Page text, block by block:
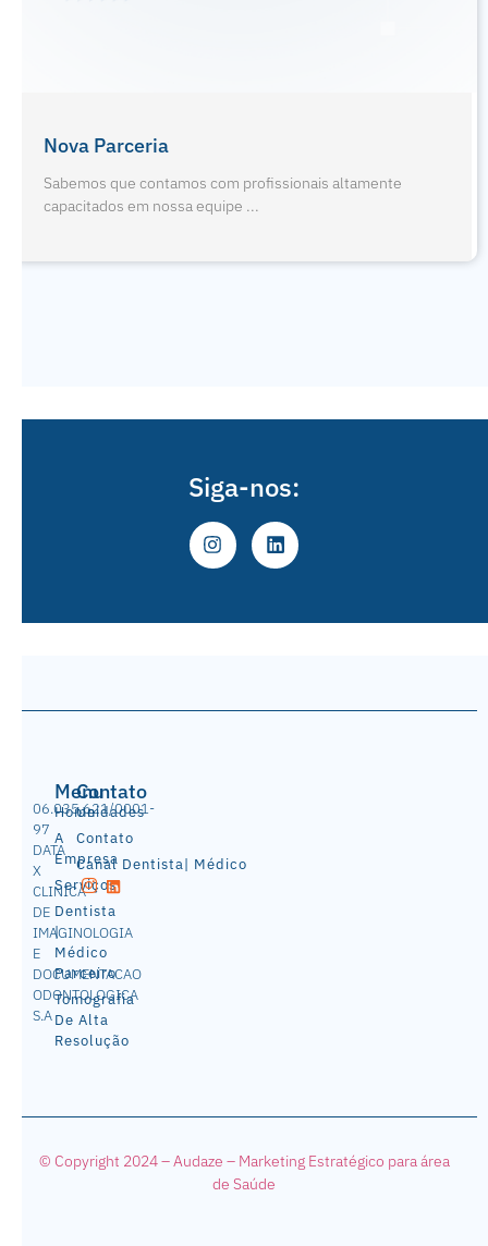
Férias De Julho E Odontopediatria
Sabemos que contamos com profissionais altamente
capacitados em nossa equipe ...
Siga-nos:
06.035.621/0001-
97
DATA
X
CLINICA
DE
IMAGINOLOGIA
E
DOCUMENTACAO
ODONTOLOGICA
S.A
Menu
Home
A
Empresa
Serviços
Dentista
|
Médico
Parceiro
Tomografia
De Alta
Resolução
Contato
Unidades
Contato
Canal Dentista| Médico
© Copyright 2024 – Audaze – Marketing Estratégico para área
de Saúde